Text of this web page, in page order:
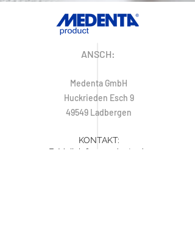
ANSCH:
Medenta GmbH
Huckrieden Esch 9
49549 Ladbergen
KONTAKT:
E-Mail: info@medenta.de